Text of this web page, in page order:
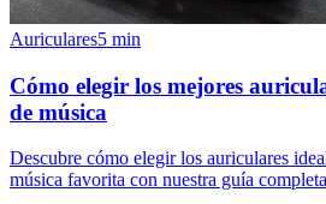
Auriculares5 min
Cómo elegir los mejores
de música
Descubre cómo elegir los auriculares
música favorita con nuestra guía